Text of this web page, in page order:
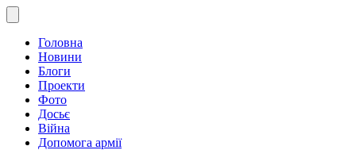
Головна
Новини
Блоги
Проекти
Фото
Досьє
Війна
Допомога армії